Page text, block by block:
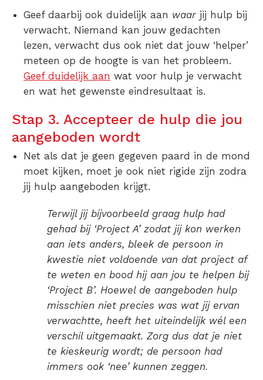
Geef daarbij ook duidelijk aan waar jij hulp bij
verwacht. Niemand kan jouw gedachten
lezen, verwacht dus ook niet dat jouw ‘helper’
meteen op de hoogte is van het probleem.
Geef duidelijk aan wat voor hulp je verwacht
en wat het gewenste eindresultaat is.
Stap 3. Accepteer de hulp die jou
aangeboden wordt
Net als dat je geen gegeven paard in de mond
moet kijken, moet je ook niet rigide zijn zodra
jij hulp aangeboden krijgt.
Terwijl jij bijvoorbeeld graag hulp had
gehad bij ‘Project A’ zodat jij kon werken
aan iets anders, bleek de persoon in
kwestie niet voldoende van dat project af
te weten en bood hij aan jou te helpen bij
‘Project B’. Hoewel de aangeboden hulp
misschien niet precies was wat jij ervan
verwachtte, heeft het uiteindelijk wél een
verschil uitgemaakt. Zorg dus dat je niet
te kieskeurig wordt; de persoon had
immers ook ‘nee’ kunnen zeggen.